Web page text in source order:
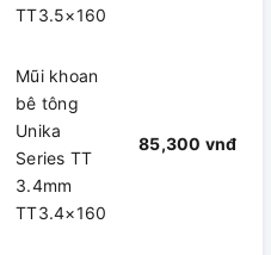
TT3.5×160
Mũi khoan
bê tông
Unika
Series TT
3.4mm
TT3.4×160
85,300 vnđ